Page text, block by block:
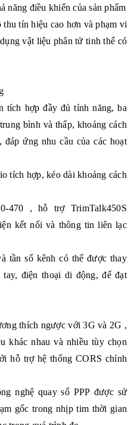
năng điều khiển của sản phẩm
tín hiệu cao hơn và phạm vi
vật liệu phân tử tinh thể có
tích hợp đầy đủ tính năng, ba
bình và thấp, khoảng cách
ứng nhu cầu của các hoạt
tích hợp, kéo dài khoảng cách
470 , hỗ trợ TrimTalk450S
kết nối và thông tin liên lạc
tần số kênh có thể được thay
điện thoại di động, để đạt
thích ngược với 3G và 2G ,
khác nhau và nhiều tùy chọn
hỗ trợ hệ thống CORS chính
nghệ quay số PPP được sử
gốc trong nhịp tim thời gian